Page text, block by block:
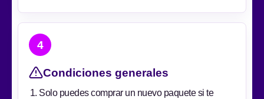
4
Condiciones generales
Solo puedes comprar un nuevo paquete si te